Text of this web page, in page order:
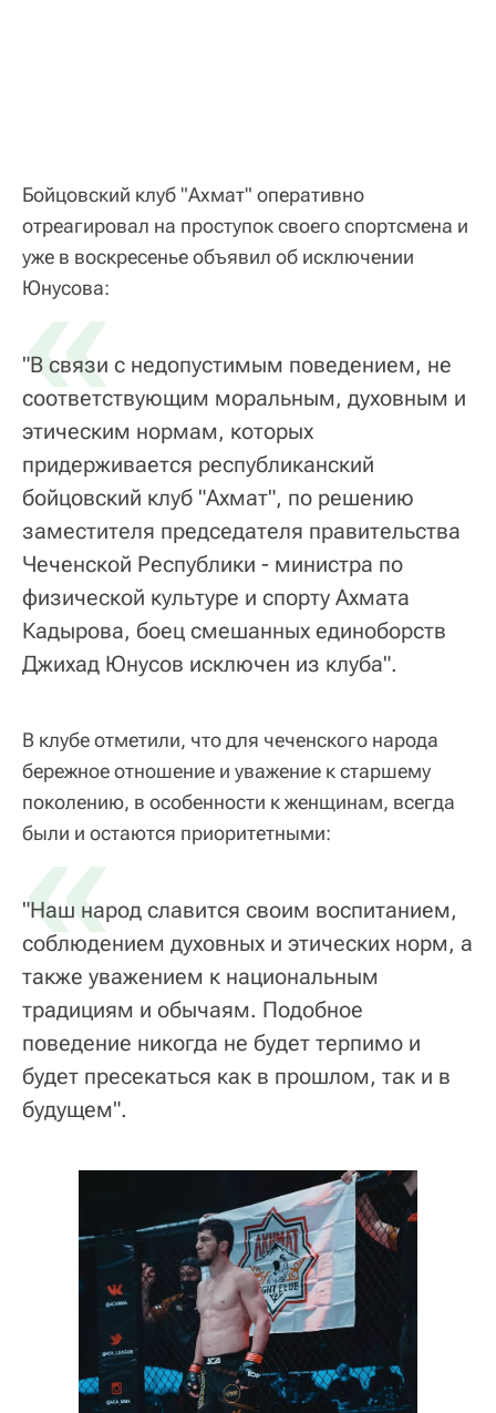
Бойцовский клуб "Ахмат" оперативно
отреагировал на проступок своего спортсмена и
уже в воскресенье объявил об исключении
Юнусова:
«
"В связи с недопустимым поведением, не
соответствующим моральным, духовным и
этическим нормам, которых
придерживается республиканский
бойцовский клуб "Ахмат", по решению
заместителя председателя правительства
Чеченской Республики - министра по
физической культуре и спорту Ахмата
Кадырова, боец смешанных единоборств
Джихад Юнусов исключен из клуба".
В клубе отметили, что для чеченского народа
бережное отношение и уважение к старшему
поколению, в особенности к женщинам, всегда
были и остаются приоритетными:
«
"Наш народ славится своим воспитанием,
соблюдением духовных и этических норм, а
также уважением к национальным
традициям и обычаям. Подобное
поведение никогда не будет терпимо и
будет пресекаться как в прошлом, так и в
будущем".